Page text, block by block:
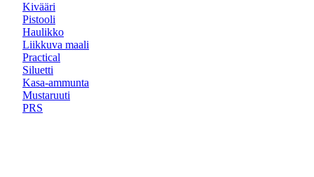
Kivääri
Pistooli
Haulikko
Liikkuva maali
Practical
Siluetti
Kasa-ammunta
Mustaruuti
PRS